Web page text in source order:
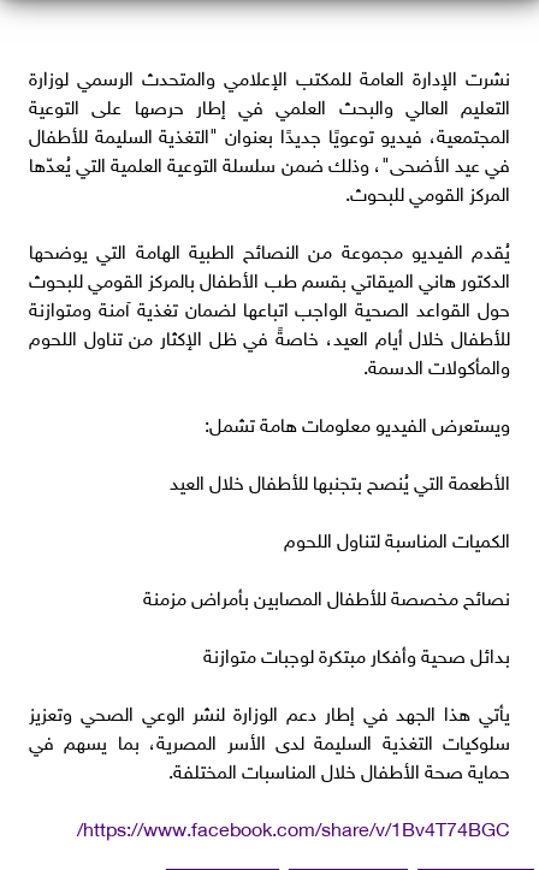
نشرت الإدارة العامة للمكتب الإعلامي والمتحدث الرسمي لوزارة
التعليم العالي والبحث العلمي في إطار حرصها على التوعية
المجتمعية، فيديو توعويًا جديدًا بعنوان "التغذية السليمة للأطفال
في عيد الأضحى"، وذلك ضمن سلسلة التوعية العلمية التي يُعدّها
المركز القومي للبحوث.
يُقدم الفيديو مجموعة من النصائح الطبية الهامة التي يوضحها
الدكتور هاني الميقاتي بقسم طب الأطفال بالمركز القومي للبحوث
حول القواعد الصحية الواجب اتباعها لضمان تغذية آمنة ومتوازنة
للأطفال خلال أيام العيد، خاصةً في ظل الإكثار من تناول اللحوم
والمأكولات الدسمة.
ويستعرض الفيديو معلومات هامة تشمل:
الأطعمة التي يُنصح بتجنبها للأطفال خلال العيد
الكميات المناسبة لتناول اللحوم
نصائح مخصصة للأطفال المصابين بأمراض مزمنة
بدائل صحية وأفكار مبتكرة لوجبات متوازنة
يأتي هذا الجهد في إطار دعم الوزارة لنشر الوعي الصحي وتعزيز
سلوكيات التغذية السليمة لدى الأسر المصرية، بما يسهم في
حماية صحة الأطفال خلال المناسبات المختلفة.
https://www.facebook.com/share/v/1Bv4T74BGC/